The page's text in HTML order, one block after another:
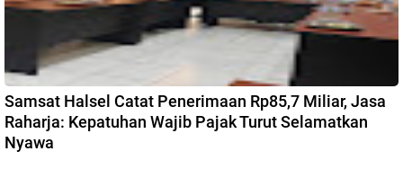
Samsat Halsel Catat Penerimaan Rp85,7 Miliar, Jasa
Raharja: Kepatuhan Wajib Pajak Turut Selamatkan
Nyawa